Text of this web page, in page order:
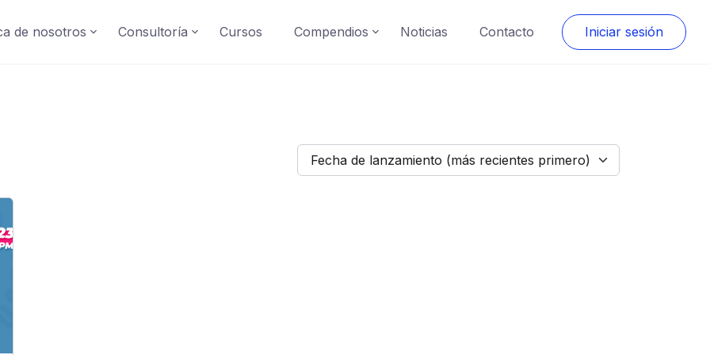
de nosotros Consultoría Cursos Compendios Noticias Contacto Iniciar sesión
Fecha de lanzamiento (más recientes primero)